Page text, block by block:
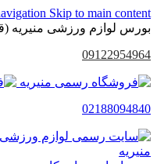
Skip to main content
بورس لوازم ورزشی منیریه
09122954964
02188094840